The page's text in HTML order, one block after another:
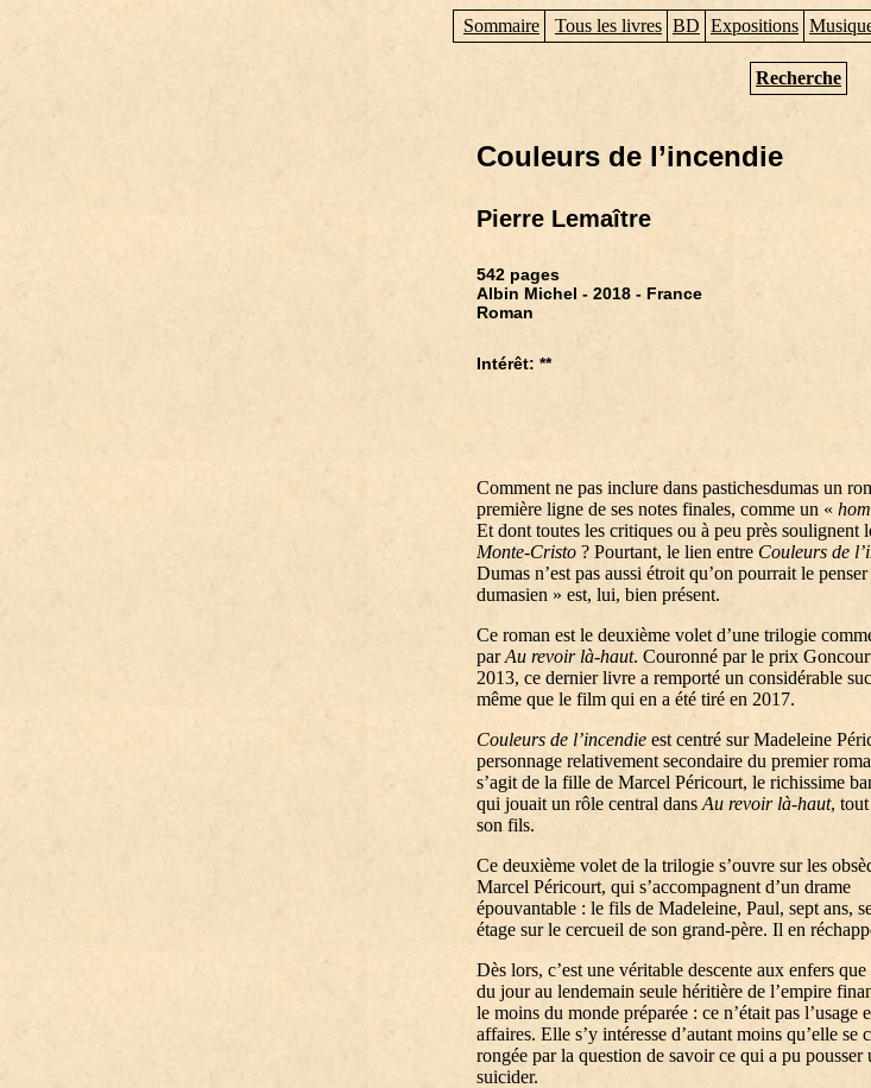
Sommaire Tous les livres BD Expositions
Recherche
Couleurs de l’incendie
Pierre Lemaître
542 pages
Albin Michel - 2018 - France
Roman
Intérêt: **
Comment ne pas inclure dans pastichesdumas un
première ligne de ses notes finales, comme un «
Et dont toutes les critiques ou à peu près soulignent
Monte-Cristo ? Pourtant, le lien entre Couleurs de
Dumas n’est pas aussi étroit qu’on pourrait le
dumasien » est, lui, bien présent.
Ce roman est le deuxième volet d’une trilogie
parAu revoir là-haut. Couronné par le prix
2013, ce dernier livre a remporté un considérable
même que le film qui en a été tiré en 2017.
Couleurs de l’incendie est centré sur Madeleine
personnage relativement secondaire du premier
s’agit de la fille de Marcel Péricourt, le richissime
qui jouait un rôle central dans Au revoir là-haut,
son fils.
Ce deuxième volet de la trilogie s’ouvre sur les
Marcel Péricourt, qui s’accompagnent d’un drame
épouvantable : le fils de Madeleine, Paul, sept ans,
étage sur le cercueil de son grand-père. Il en
Dès lors, c’est une véritable descente aux enfers
du jour au lendemain seule héritière de l’empire
le moins du monde préparée : ce n’était pas l’usage
affaires. Elle s’y intéresse d’autant moins qu’elle se
rongée par la question de savoir ce qui a pu pousser
suicider.